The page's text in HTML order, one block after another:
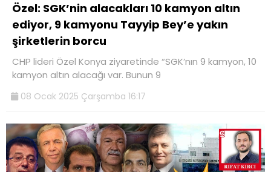
Özel: SGK’nin alacakları 10 kamyon altın
ediyor, 9 kamyonu Tayyip Bey’e yakın
şirketlerin borcu
CHP lideri Özel Konya ziyaretinde “SGK’nın 9 kamyon, 10
kamyon altın alacağı var. Bunun 9
08 Ocak 2025 Çarşamba 16:17